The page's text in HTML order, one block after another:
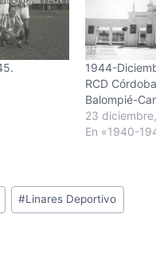
1944-
RCD
Balompié-
23
En «1940-
#Linares Deportivo